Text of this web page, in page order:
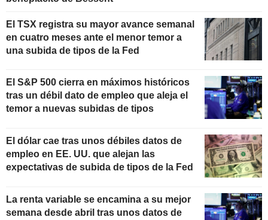
El TSX registra su mayor avance semanal
en cuatro meses ante el menor temor a
una subida de tipos de la Fed
El S&P 500 cierra en máximos históricos
tras un débil dato de empleo que aleja el
temor a nuevas subidas de tipos
El dólar cae tras unos débiles datos de
empleo en EE. UU. que alejan las
expectativas de subida de tipos de la Fed
La renta variable se encamina a su mejor
semana desde abril tras unos datos de